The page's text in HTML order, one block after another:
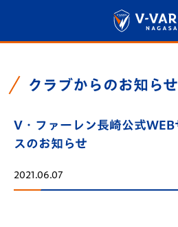
クラブからのお知らせ
V・ファーレン長崎公式
スのお知らせ
2021.06.07